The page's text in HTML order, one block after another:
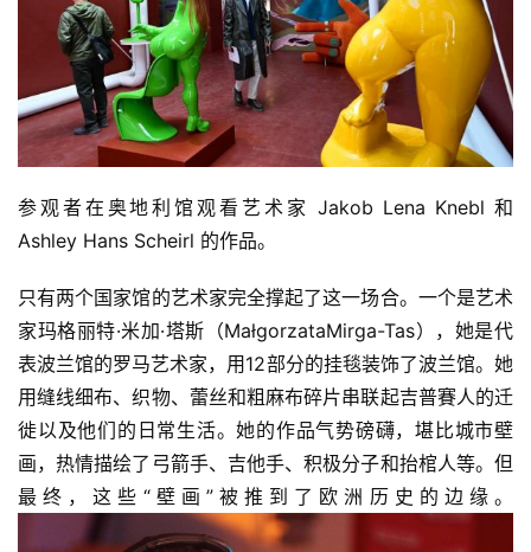
参观者在奥地利馆观看艺术家 Jakob Lena Knebl 和
Ashley Hans Scheirl 的作品。
只有两个国家馆的艺术家完全撑起了这一场合。一个是艺术
家玛格丽特·米加·塔斯（MałgorzataMirga-Tas），她是代
表波兰馆的罗马艺术家，用12部分的挂毯装饰了波兰馆。她
用缝线细布、织物、蕾丝和粗麻布碎片串联起吉普賽人的迁
徙以及他们的日常生活。她的作品气势磅礴，堪比城市壁
画，热情描绘了弓箭手、吉他手、积极分子和抬棺人等。但
最终，这些“壁画”被推到了欧洲历史的边缘。